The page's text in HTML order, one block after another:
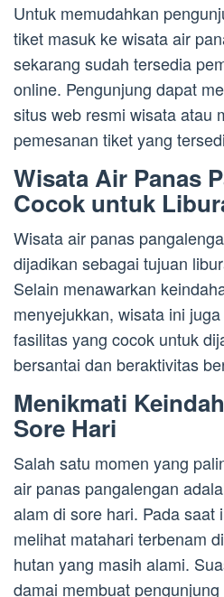
Untuk memudahkan
tiket masuk ke wisata air
sekarang sudah tersedia
online. Pengunjung dapat
situs web resmi wisata atau
pemesanan tiket yang
Wisata Air Panas
Cocok untuk
Wisata air panas
dijadikan sebagai tujuan
Selain menawarkan
menyejukkan, wisata ini
fasilitas yang cocok untuk
bersantai dan beraktivitas
Menikmati
Sore Hari
Salah satu momen yang
air panas pangalengan
alam di sore hari. Pada saat
melihat matahari terbenam
hutan yang masih alami.
damai membuat